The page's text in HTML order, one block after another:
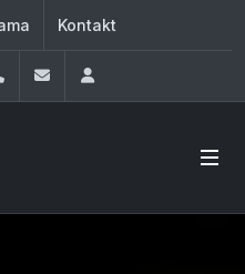
Kontakt
060 33 86 930